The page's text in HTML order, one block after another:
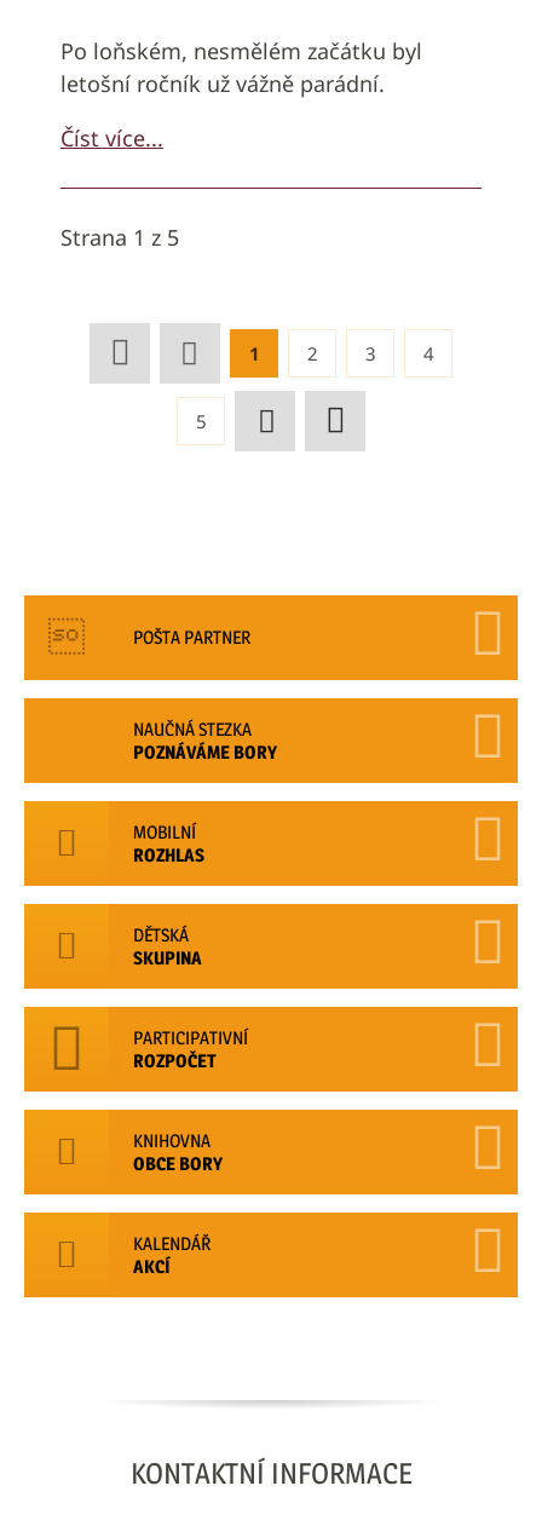
Po loňském, nesmělém začátku byl
letošní ročník už vážně parádní.
Číst více...
Strana 1 z 5
1 2 3 4
5
POŠTA PARTNER
NAUČNÁ STEZKA
POZNÁVÁME BORY
MOBILNÍ
ROZHLAS
DĚTSKÁ
SKUPINA
PARTICIPATIVNÍ
ROZPOČET
KNIHOVNA
OBCE BORY
KALENDÁŘ
AKCÍ
KONTAKTNÍ INFORMACE